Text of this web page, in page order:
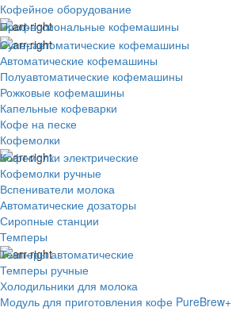
Кофейное оборудование
Профессиональные кофемашины
Суперавтоматические кофемашины
Автоматические кофемашины
Полуавтоматические кофемашины
Рожковые кофемашины
Капельные кофеварки
Кофе на песке
Кофемолки
Кофемолки электрические
Кофемолки ручные
Вспениватели молока
Автоматические дозаторы
Сиропные станции
Темперы
Темперы автоматические
Темперы ручные
Холодильники для молока
Модуль для приготовления кофе PureBrew+